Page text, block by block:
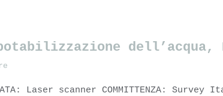
dell’acqua,
Laser scanner COMMITTENZA: